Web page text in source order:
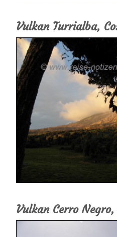
Vulkan Turrialba,
Vulkan Cerro